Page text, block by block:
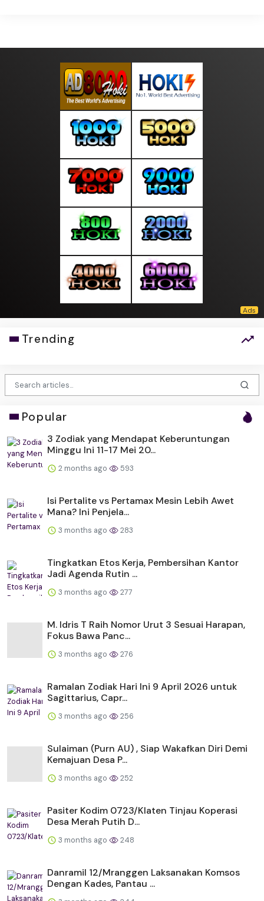
Trending
Popular
3 Zodiak yang Mendapat Keberuntungan
Minggu Ini 11-17 Mei 20...
2 months ago 593
Isi Pertalite vs Pertamax Mesin Lebih Awet
Mana? Ini Penjela...
3 months ago 283
Tingkatkan Etos Kerja, Pembersihan Kantor
Jadi Agenda Rutin ...
3 months ago 277
M. Idris T Raih Nomor Urut 3 Sesuai Harapan,
Fokus Bawa Panc...
3 months ago 276
Ramalan Zodiak Hari Ini 9 April 2026 untuk
Sagittarius, Capr...
3 months ago 256
Sulaiman (Purn AU) , Siap Wakafkan Diri Demi
Kemajuan Desa P...
3 months ago 252
Pasiter Kodim 0723/Klaten Tinjau Koperasi
Desa Merah Putih D...
3 months ago 248
Danramil 12/Mranggen Laksanakan Komsos
Dengan Kades, Pantau ...